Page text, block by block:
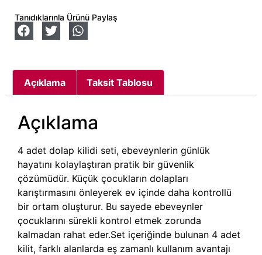
Tanıdıklarınla Ürünü Paylaş
Açıklama Taksit Tablosu
Açıklama
4 adet dolap kilidi seti, ebeveynlerin günlük
hayatını kolaylaştıran pratik bir güvenlik
çözümüdür. Küçük çocukların dolapları
karıştırmasını önleyerek ev içinde daha kontrollü
bir ortam oluşturur. Bu sayede ebeveynler
çocuklarını sürekli kontrol etmek zorunda
kalmadan rahat eder.Set içeriğinde bulunan 4 adet
kilit, farklı alanlarda eş zamanlı kullanım avantajı